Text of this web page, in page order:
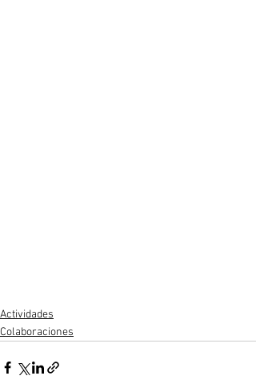
Actividades
Colaboraciones